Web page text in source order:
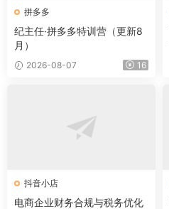
拼多多
纪主任·拼多多特训营（更新8
月）
2026-08-07 16
抖音小店
电商企业财务合规与税务优化